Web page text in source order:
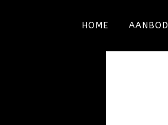
HOME AANBOD